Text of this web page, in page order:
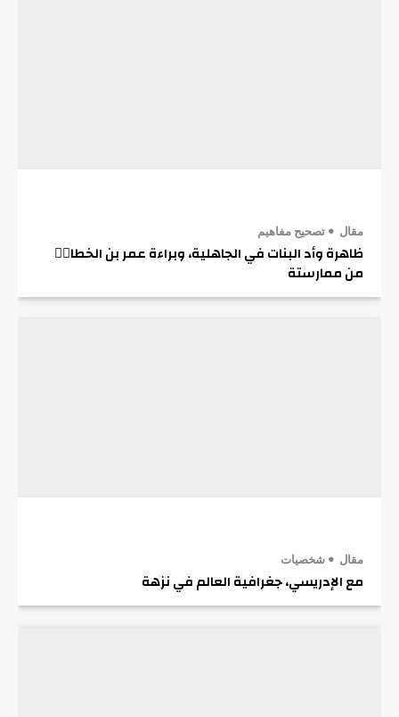
مقال تصحيح مفاهيم
ظاهرة وأد البنات في الجاهلية، وبراءة عمر بن الخطابؓ
من ممارستة
مقال شخصيات
مع الإدريسي، جغرافية العالم في نزهة